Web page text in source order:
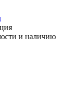
и наличию